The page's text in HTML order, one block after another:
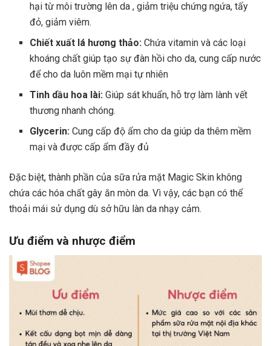
hại từ môi trường lên da , giảm triệu chứng ngứa, tấy
đỏ, giảm viêm.
Chiết xuất lá hương thảo:Chứa vitamin và các loại
khoáng chất giúp tạo sự đàn hồi cho da, cung cấp nước
để cho da luôn mềm mại tự nhiên
Tinh dầu hoa lài:Giúp sát khuẩn, hỗ trợ làm lành vết
thương nhanh chóng.
Glycerin:Cung cấp độ ẩm cho da giúp da thêm mềm
mại và được cấp ẩm đầy đủ
Đặc biệt, thành phần của sữa rửa mặt Magic Skin không
chứa các hóa chất gây ăn mòn da. Vì vậy, các bạn có thể
thoải mái sử dụng dù sở hữu làn da nhạy cảm.
Ưu điểm và nhược điểm